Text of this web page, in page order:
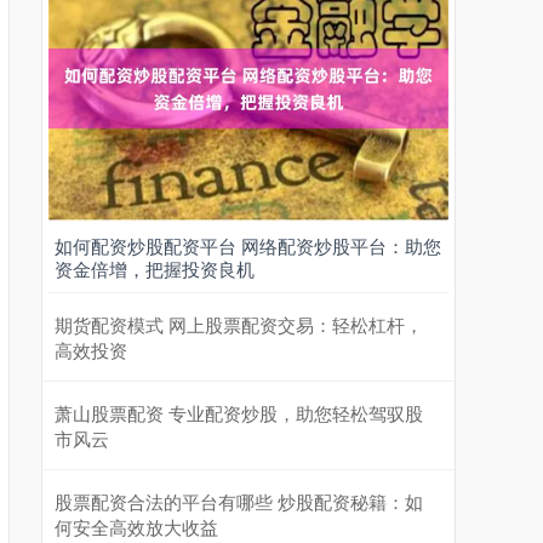
如何配资炒股配资平台 网络配资炒股平台：助您
资金倍增，把握投资良机
期货配资模式 网上股票配资交易：轻松杠杆，
高效投资
萧山股票配资 专业配资炒股，助您轻松驾驭股
市风云
股票配资合法的平台有哪些 炒股配资秘籍：如
何安全高效放大收益